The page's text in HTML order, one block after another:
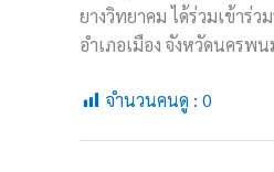
ยางวิทยาคม ได้ร่วมเข้าร่
อำเภอเมือง จังหวัดนครพน
จำนวนคนดู : 0